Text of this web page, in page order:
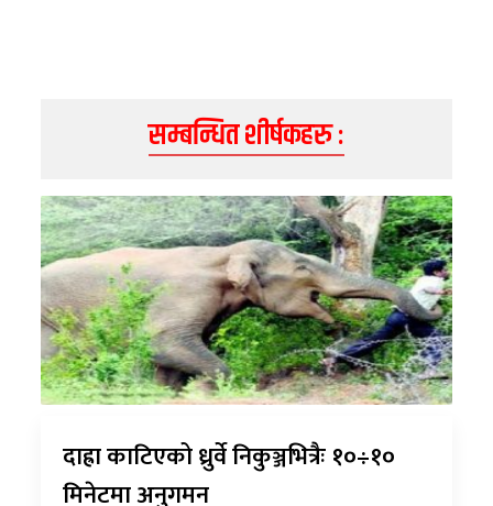
सम्बन्धित शीर्षकहरु :
दाह्रा काटिएको ध्रुर्वे निकुञ्जभित्रैः १०÷१०
मिनेटमा अनुगमन